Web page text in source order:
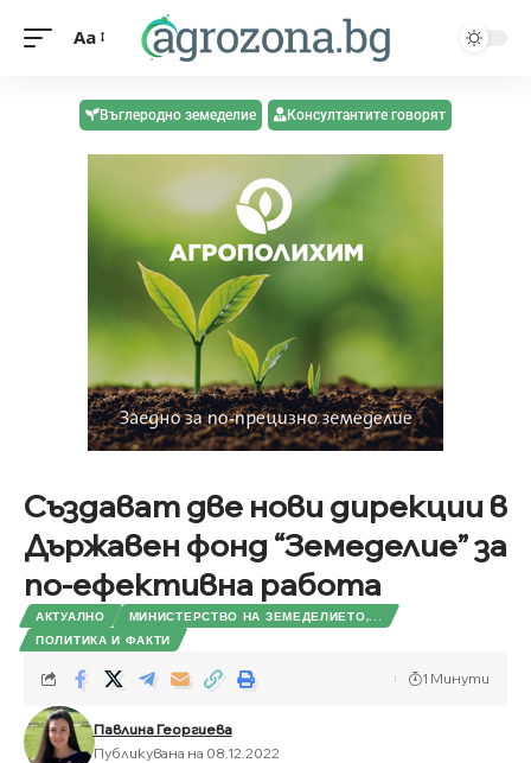
Aa
Въглеродно земеделие Консултантите говорят
Създават две нови дирекции в
Държавен фонд “Земеделие” за
по-ефективна работа
АКТУАЛНО
МИНИСТЕРСТВО НА ЗЕМЕДЕЛИЕТО,...
ПОЛИТИКА И ФАКТИ
Павлина Георгиева
Публикувана на 08.12.2022
1 Минути